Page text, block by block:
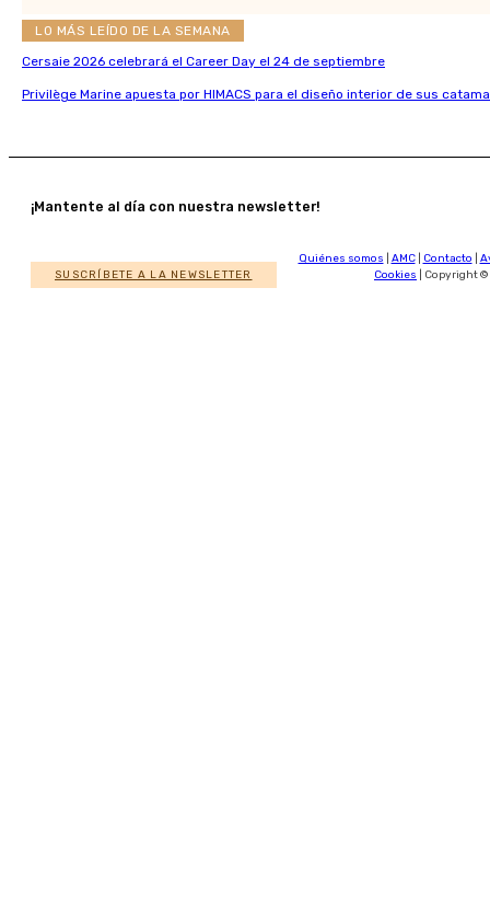
LO MÁS LEÍDO DE LA SEMANA
Cersaie 2026 celebrará el Career Day el 24 de septiembre
Privilège Marine apuesta por HIMACS para el diseño interior de sus
¡Mantente al día con nuestra newsletter!
SUSCRÍBETE A LA NEWSLETTER
Quiénes somos AMC| Contacto
Cookies | Copyright